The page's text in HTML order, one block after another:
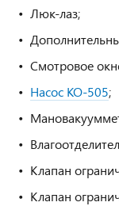
Люк-лаз;
Смотровое
Насос КО-505;
Клапан
Клапан